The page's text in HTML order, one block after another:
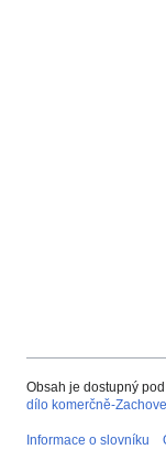
Obsah je dostupný pod
dílo komerčně-
Informace o slovníku